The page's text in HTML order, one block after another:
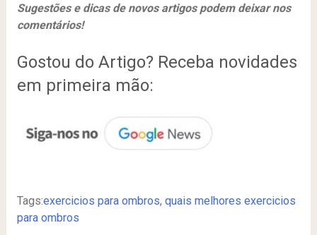
Sugestões e dicas de novos artigos podem deixar nos
comentários!
Gostou do Artigo? Receba novidades
em primeira mão:
Tags:exercicios para ombros, quais melhores exercicios
para ombros